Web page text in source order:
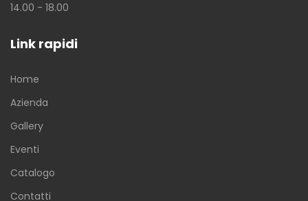
14.00 - 18.00
Link rapidi
Home
Azienda
Gallery
Eventi
Catalogo
Contatti